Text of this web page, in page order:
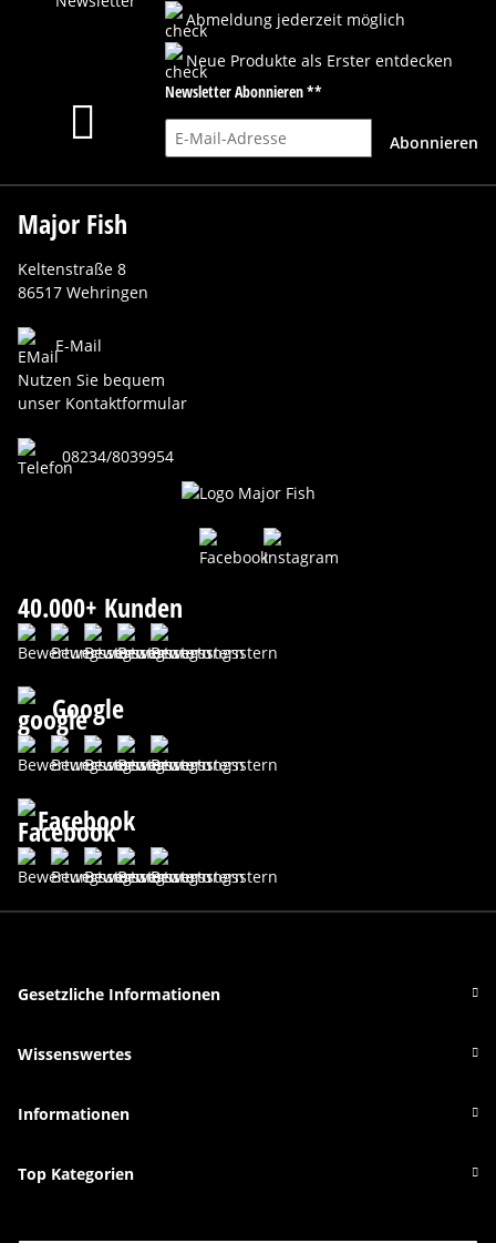
Abmeldung jederzeit möglich
Neue Produkte als Erster entdecken
Newsletter Abonnieren **
E-Mail-Adresse
Abonnieren
Major Fish
Keltenstraße 8
86517 Wehringen
E-Mail
Nutzen Sie bequem
unser Kontaktformular
08234/8039954
40.000+ Kunden
Google
Facebook
Gesetzliche Informationen
Wissenswertes
Informationen
Top Kategorien